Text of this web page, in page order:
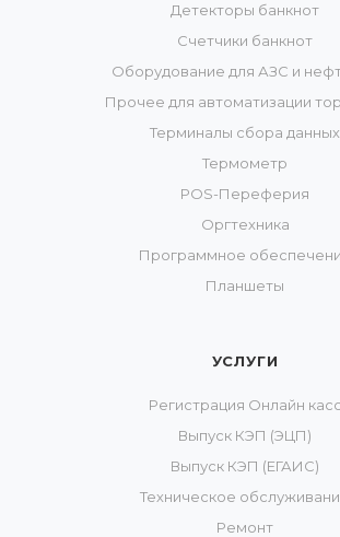
Детекторы банкнот
Счетчики банкнот
Оборудование для АЗС и
Прочее для автоматизации
Терминалы сбора данных
Термометр
POS-Переферия
Оргтехника
Программное
Планшеты
УСЛУГИ
Регистрация Онлайн касс
Выпуск КЭП (ЭЦП)
Выпуск КЭП (ЕГАИС)
Техническое
Ремонт